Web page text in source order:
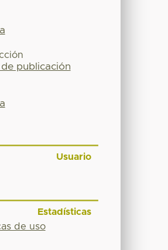
de publicación
Usuario
Estadísticas
de uso